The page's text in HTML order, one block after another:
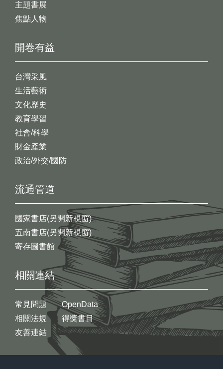
開卷有益
台灣采風
生活藝術
文化歷史
教育學習
社會/科學
財金產業
政治/外交/國防
主題書展
焦點人物
流通管道
國家書店(另開新視窗)
五南書店(另開新視窗)
寄存圖書館
相關連結
常見問題
相關法規
友善連結
OpenData
得獎書目